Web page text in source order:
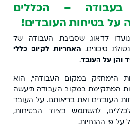
בעבודה – הכללים
על בטיחות העובדים!
לדאוג שסביבת העבודה של
סיכונים. האחריות לקיום כללי
והן על העובד.
ה"מחזיק במקום העבודה", הוא
המתקיימת במקום העבודה תיעשה
העובדים ואת בריאותם. על העובד
להשתמש בציוד הבטיחות,
על פי ההנחיות.